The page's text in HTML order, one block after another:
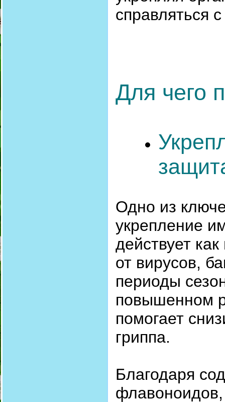
справляться
Для чего
Одно из
укрепление
действует
от вирусов,
периоды
повышенном
помогает
гриппа.
Благодаря
флавоноидов,